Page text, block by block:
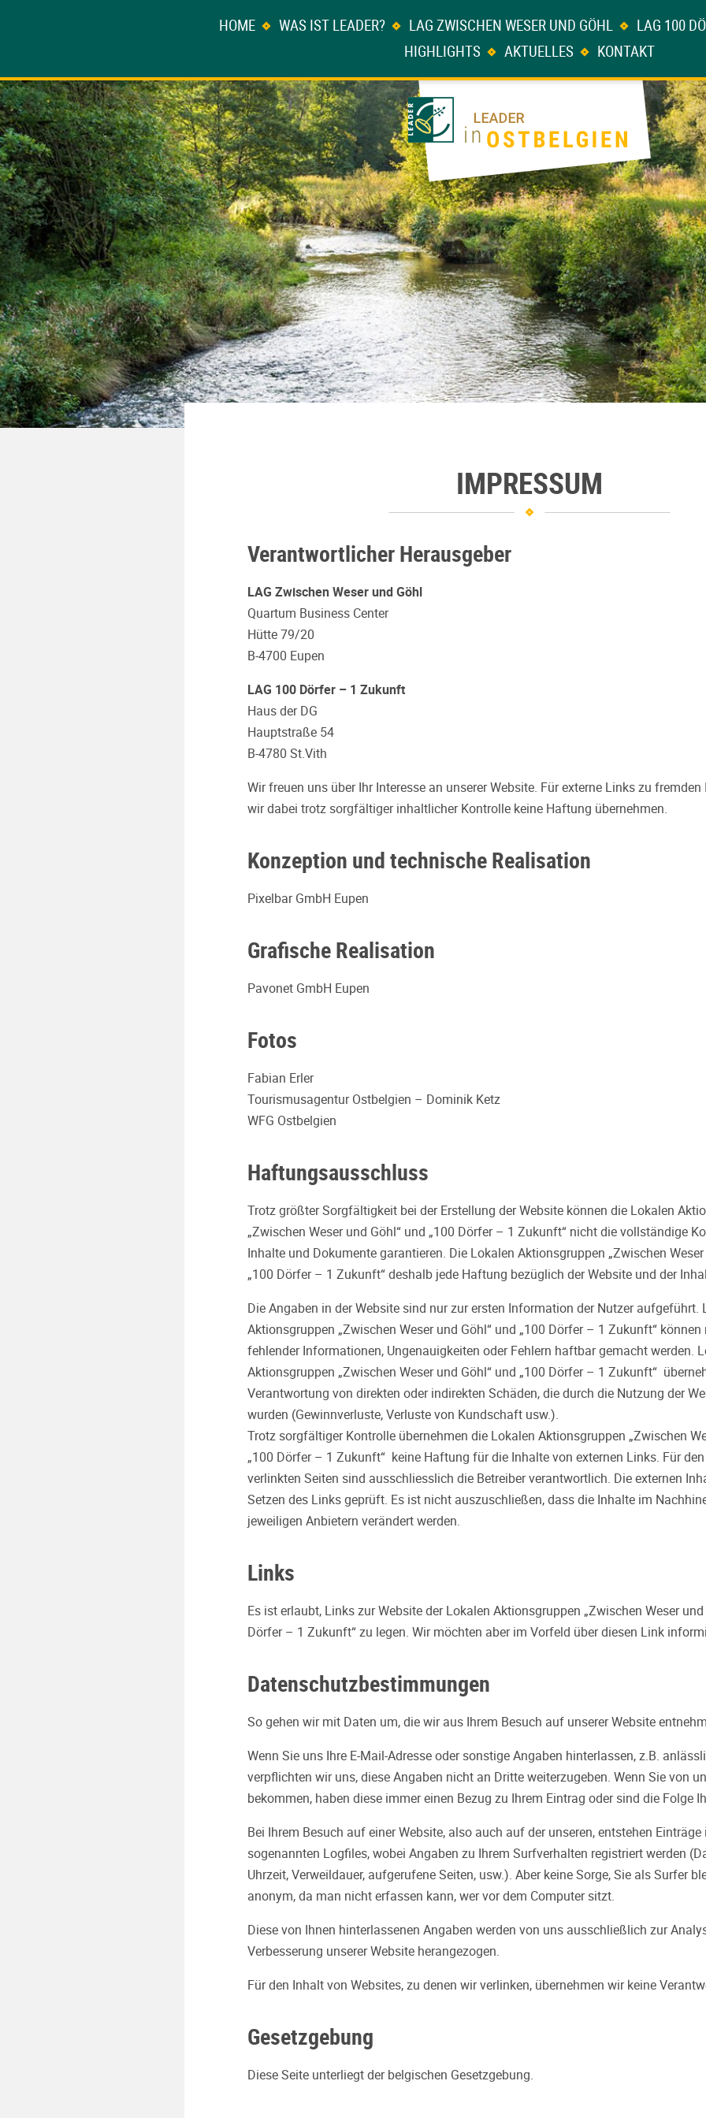
HOME WAS IST LEADER? LAG ZWISCHEN WESER UND GÖHL
LAG 100
HIGHLIGHTS
AKTUELLES KONTAKT
IMPRESSUM
Verantwortlicher Herausgeber
LAG Zwischen Weser und Göhl
Quartum Business Center
Hütte 79/20
B-4700 Eupen
LAG 100 Dörfer – 1 Zukunft
Haus der DG
Hauptstraße 54
B-4780 St.Vith
Wir freuen uns über Ihr Interesse an unserer Website. Für externe Links zu
wir dabei trotz sorgfältiger inhaltlicher Kontrolle keine Haftung übernehmen.
Konzeption und technische Realisation
Pixelbar GmbH Eupen
Grafische Realisation
Pavonet GmbH Eupen
Fotos
Fabian Erler
Tourismusagentur Ostbelgien – Dominik Ketz
WFG Ostbelgien
Haftungsausschluss
Trotz größter Sorgfältigkeit bei der Erstellung der Website können die Lokalen
„Zwischen Weser und Göhl“ und „100 Dörfer – 1 Zukunft“ nicht die vollständige
Inhalte und Dokumente garantieren. Die Lokalen Aktionsgruppen „Zwischen
„100 Dörfer – 1 Zukunft“ deshalb jede Haftung bezüglich der Website und der
Die Angaben in der Website sind nur zur ersten Information der Nutzer aufgeführt.
Aktionsgruppen „Zwischen Weser und Göhl“ und „100 Dörfer – 1 Zukunft“
fehlender Informationen, Ungenauigkeiten oder Fehlern haftbar gemacht werden.
Aktionsgruppen „Zwischen Weser und Göhl“ und „100 Dörfer – 1 Zukunft“
Verantwortung von direkten oder indirekten Schäden, die durch die Nutzung der
wurden (Gewinnverluste, Verluste von Kundschaft usw.).
Trotz sorgfältiger Kontrolle übernehmen die Lokalen Aktionsgruppen „Zwischen
„100 Dörfer – 1 Zukunft“ keine Haftung für die Inhalte von externen Links. Für
verlinkten Seiten sind ausschliesslich die Betreiber verantwortlich. Die externen
Setzen des Links geprüft. Es ist nicht auszuschließen, dass die Inhalte im
jeweiligen Anbietern verändert werden.
Links
Es ist erlaubt, Links zur Website der Lokalen Aktionsgruppen „Zwischen Weser und
Dörfer – 1 Zukunft“ zu legen. Wir möchten aber im Vorfeld über diesen Link
Datenschutzbestimmungen
So gehen wir mit Daten um, die wir aus Ihrem Besuch auf unserer Website
Wenn Sie uns Ihre E-Mail-Adresse oder sonstige Angaben hinterlassen, z.B.
verpflichten wir uns, diese Angaben nicht an Dritte weiterzugeben. Wenn Sie von
bekommen, haben diese immer einen Bezug zu Ihrem Eintrag oder sind die Folge
Bei Ihrem Besuch auf einer Website, also auch auf der unseren, entstehen Einträge
sogenannten Logfiles, wobei Angaben zu Ihrem Surfverhalten registriert werden
Uhrzeit, Verweildauer, aufgerufene Seiten, usw.). Aber keine Sorge, Sie als Surfer
anonym, da man nicht erfassen kann, wer vor dem Computer sitzt.
Diese von Ihnen hinterlassenen Angaben werden von uns ausschließlich zur
Verbesserung unserer Website herangezogen.
Für den Inhalt von Websites, zu denen wir verlinken, übernehmen wir keine
Gesetzgebung
Diese Seite unterliegt der belgischen Gesetzgebung.